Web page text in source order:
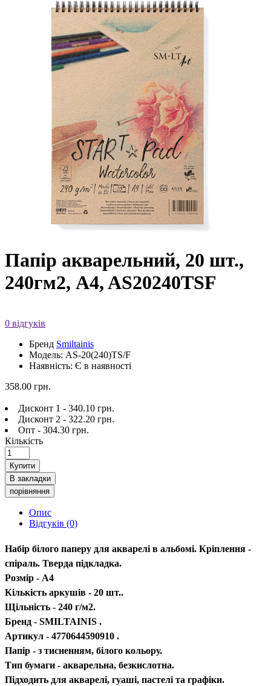
Папір акварельний, 20 шт.,
240гм2, A4, AS20240TSF
0 відгуків
Бренд Smiltainis
Модель: AS-20(240)TS/F
Наявність: Є в наявності
358.00 грн.
Дисконт 1 - 340.10 грн.
Дисконт 2 - 322.20 грн.
Опт - 304.30 грн.
Кількість
Купити
В закладки
порівняння
Опис
Відгуків (0)
Набір білого паперу для акварелі в альбомі. Кріплення -
спіраль. Тверда підкладка.
Розмір - А4
Кількість аркушів - 20 шт..
Щільність - 240 г/м2.
Бренд - SMILTAINIS .
Артикул - 4770644590910 .
Папір - з тисненням, білого кольору.
Тип бумаги - акварельна, безкислотна.
Підходить для акварелі, гуаші, пастелі та графіки.